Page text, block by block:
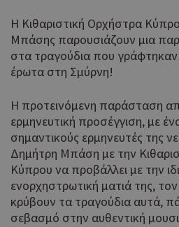
Η Κιθαριστική Ορχήστρα
Μπάσης παρουσιάζουν μια
στα τραγούδια που
έρωτα στη Σμύρνη!
Η προτεινόμενη παράσταση
ερμηνευτική προσέγγιση, με
σημαντικούς ερμηνευτές της
Δημήτρη Μπάση με την
Κύπρου να προβάλλει με την
ενορχηστρωτική ματιά της,
κρύβουν τα τραγούδια αυτά,
σεβασμό στην αυθεντική